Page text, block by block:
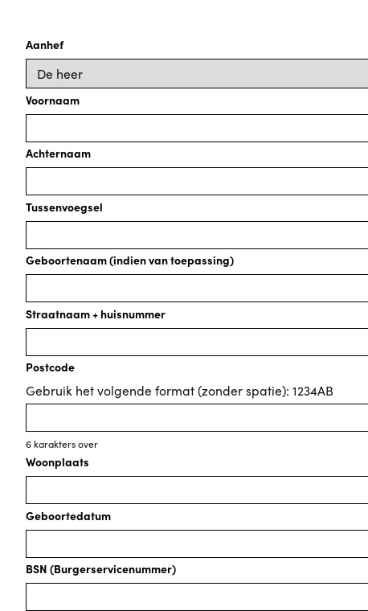
Aanhef
Voornaam
Achternaam
Tussenvoegsel
Geboortenaam (indien van toepassing)
Straatnaam + huisnummer
Postcode
Gebruik het volgende format (zonder spatie): 1234AB
6karakters over
Woonplaats
Geboortedatum
BSN (Burgerservicenummer)